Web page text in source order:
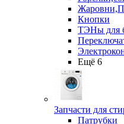
Кнопки
ТЭНы для
Ещё 6
Запчасти для
Патрубки